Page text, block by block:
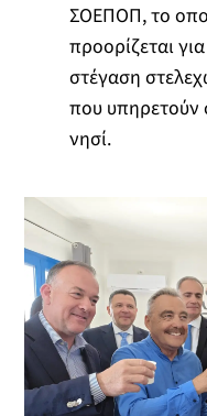
ΣΟΕΠΟΠ, το
προορίζεται
στέγαση
που υπηρετούν
νησί.